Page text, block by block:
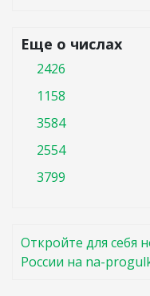
Еще о числах
2426
1158
3584
2554
3799
Откройте для себя
России на na-